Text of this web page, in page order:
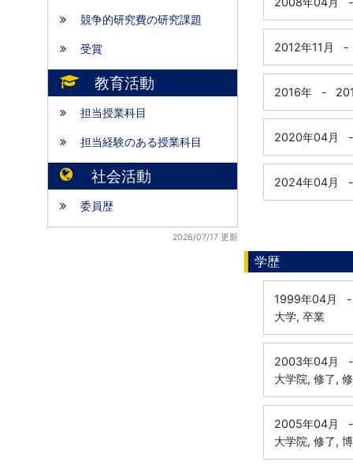
競争的研究費の研究課題
受賞
教育活動
担当授業科目
担当経験のある授業科目
社会活動
委員歴
2026/07/17 更新
2012年11月 -
2016年 -
2020年04月 -
2024年04月 -
学歴
1999年04月
-
大学, 卒業
2003年04月
-
大学院, 修了,
2005年04月
-
大学院, 修了,